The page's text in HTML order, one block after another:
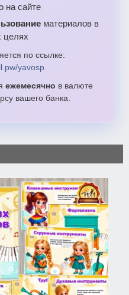
на сайте
материалов в
целях
по ссылке:
yavosp
ежемесячно в валюте
вашего банка.